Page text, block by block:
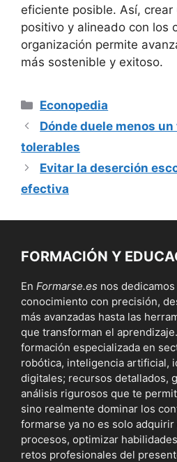
eficiente posible. Así,
positivo y alineado con los
organización permite
más sostenible y exitoso.
Categorías
Econopedia
Dónde duele menos
tolerables
Evitar la deserción
efectiva
FORMACIÓN Y
En Formarse.es nos
conocimiento con precisión,
más avanzadas hasta las
que transforman el
formación especializada en
robótica, inteligencia artificial,
digitales; recursos detallados,
análisis rigurosos que te
sino realmente dominar los
formarse ya no es solo
procesos, optimizar
retos profesionales del